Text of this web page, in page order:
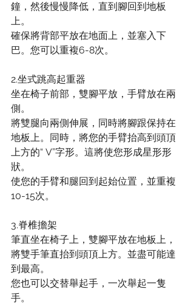
鐘，然後慢慢降低，直到腳回到地板
上。
確保將背部平放在地面上，並塞入下
巴。您可以重複6-8次。
2.坐式跳高起重器
坐在椅子前部，雙腳平放，手臂放在兩
側。
將雙腿向兩側伸展，同時將腳跟保持在
地板上。同時，將您的手臂抬高到頭頂
上方的“ V”字形。這將使您形成星形形
狀。
使您的手臂和腿回到起始位置，並重複
10-15次。
3.脊椎擔架
筆直坐在椅子上，雙腳平放在地板上，
將雙手筆直抬到頭頂上方。並盡可能達
到最高。
您也可以交替舉起手，一次舉起一隻
手。